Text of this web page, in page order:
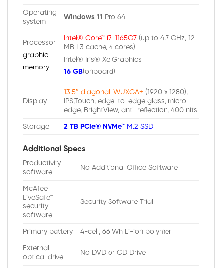
Operating
system
Windows 11 Pro 64
Processor
graphic
memory
Intel® Core™ i7-1165G7 (up to 4.7 GHz, 12
MB L3 cache, 4 cores)
Intel® Iris® Xe Graphics
16 GB(onboard)
Display
13.5″ diagonal, WUXGA+ (1920 x 1280),
IPS,Touch, edge-to-edge glass, micro-
edge, BrightView, anti-reflection, 400 nits
Storage 2 TB PCIe® NVMe™ M.2 SSD
Additional Specs
Productivity
software
No Additional Office Software
McAfee
LiveSafe™
security
software
Security Software Trial
Primary battery 4-cell, 66 Wh Li-ion polymer
External
optical drive
No DVD or CD Drive